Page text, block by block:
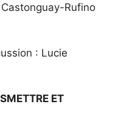
Rufino
: Lucie
ET